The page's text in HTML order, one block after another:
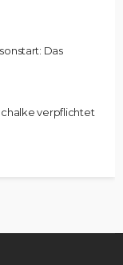
Das
verpflichtet